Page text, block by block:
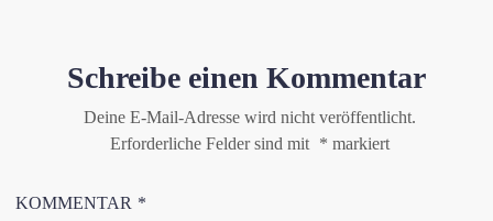
Schreibe einen Kommentar
Deine E-Mail-Adresse wird nicht veröffentlicht.
Erforderliche Felder sind mit * markiert
KOMMENTAR *